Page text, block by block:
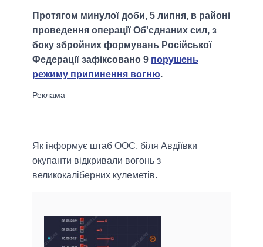
Протягом минулої доби, 5 липня, в районі
проведення операції Об'єднаних сил, з
боку збройних формувань Російської
Федерації зафіксовано 9 порушень
режиму припинення вогню.
Як інформує штаб ООС, біля Авдіївки
окупанти відкривали вогонь з
великокаліберних кулеметів.